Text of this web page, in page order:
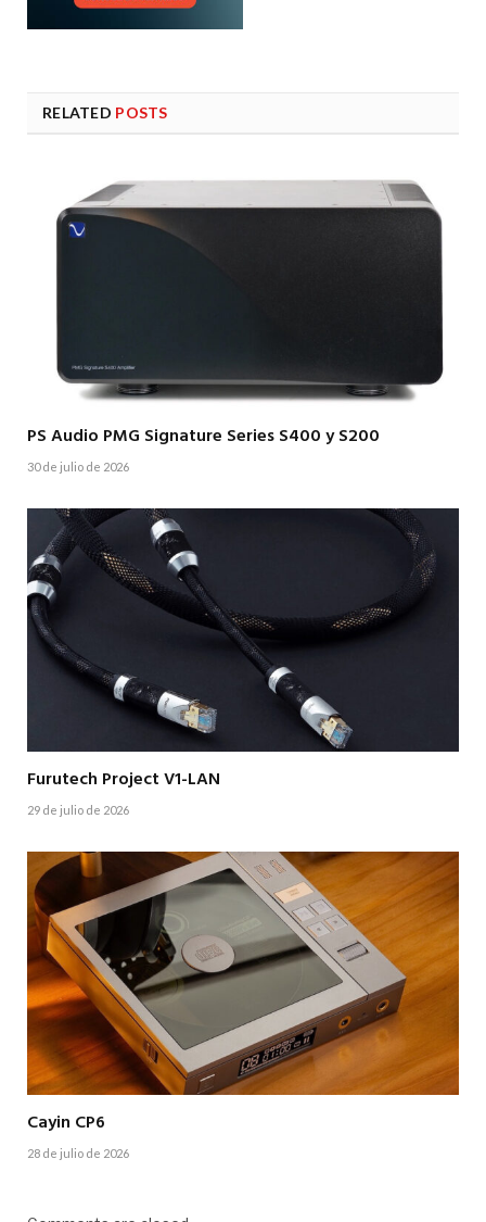
RELATED POSTS
PS Audio PMG Signature Series S400 y S200
30 de julio de 2026
Furutech Project V1-LAN
29 de julio de 2026
Cayin CP6
28 de julio de 2026